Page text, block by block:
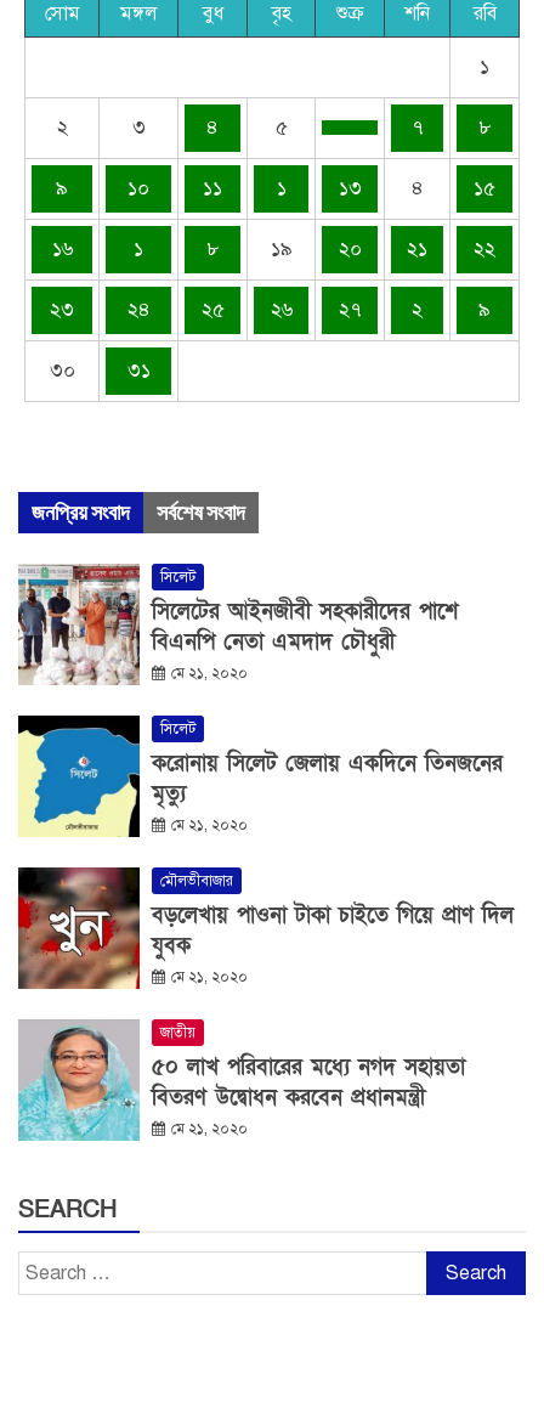
সোম মঙ্গল বুধ বৃহ শুক্র শনি রবি
১
২ ৩ ৪ ৫ ৭ ৮
৯ ১০ ১১ ১ ১৩ ৪ ১৫
১৬ ১ ৮ ১৯ ২০ ২১ ২২
২৩ ২৪ ২৫ ২৬ ২৭ ২ ৯
৩০ ৩১
জনপ্রিয় সংবাদ সর্বশেষ সংবাদ
সিলেট
সিলেটের আইনজীবী সহকারীদের পাশে
বিএনপি নেতা এমদাদ চৌধুরী
মে ২১, ২০২০
সিলেট
করোনায় সিলেট জেলায় একদিনে তিনজনের
মৃত্যু
মে ২১, ২০২০
মৌলভীবাজার
বড়লেখায় পাওনা টাকা চাইতে গিয়ে প্রাণ দিল
যুবক
মে ২১, ২০২০
জাতীয়
৫০ লাখ পরিবারের মধ্যে নগদ সহায়তা
বিতরণ উদ্বোধন করবেন প্রধানমন্ত্রী
মে ২১, ২০২০
SEARCH
Search
for: